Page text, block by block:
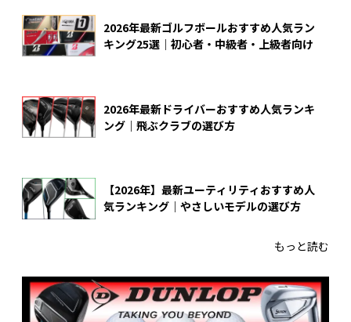
2026年最新ゴルフボールおすすめ人気ラン
キング25選｜初心者・中級者・上級者向け
2026年最新ドライバーおすすめ人気ランキ
ング｜飛ぶクラブの選び方
【2026年】最新ユーティリティおすすめ人
気ランキング｜やさしいモデルの選び方
もっと読む